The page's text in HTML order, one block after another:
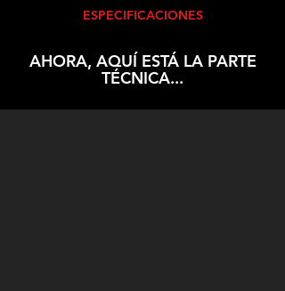
ESPECIFICACIONES
AHORA, AQUÍ ESTÁ LA PARTE
TÉCNICA...